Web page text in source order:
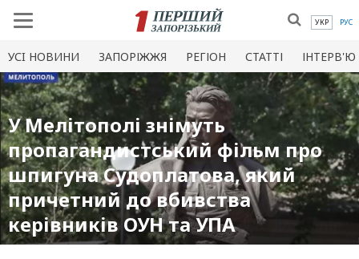
УКР РУС
УСI НОВИНИ ЗАПОРІЖЖЯ РЕГІОН СТАТТІ ІНТЕРВ'Ю
У Мелітополі знімуть
пропагандистський фільм про
шпигуна Судоплатова, який
причетний до вбивства
керівників ОУН та УПА